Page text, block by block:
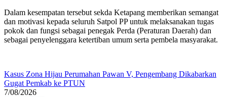
Dalam kesempatan tersebut sekda Ketapang memberikan semangat
dan motivasi kepada seluruh Satpol PP untuk melaksanakan tugas
pokok dan fungsi sebagai penegak Perda (Peraturan Daerah) dan
sebagai penyelenggara ketertiban umum serta pembela masyarakat.
Kasus Zona Hijau Perumahan Pawan V, Pengembang Dikabarkan
Gugat Pemkab ke PTUN
7/08/2026